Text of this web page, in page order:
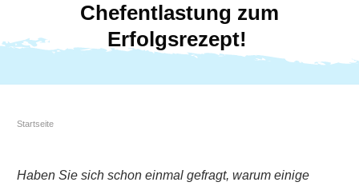
Chefentlastung zum
Erfolgsrezept!
Startseite
Haben Sie sich schon einmal gefragt, warum einige